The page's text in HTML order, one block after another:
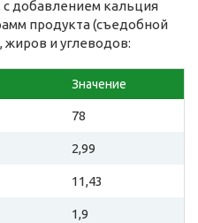
добавлением кальция
продукта (съедобной
и углеводов:
Значение
78
2,99
11,43
1,9